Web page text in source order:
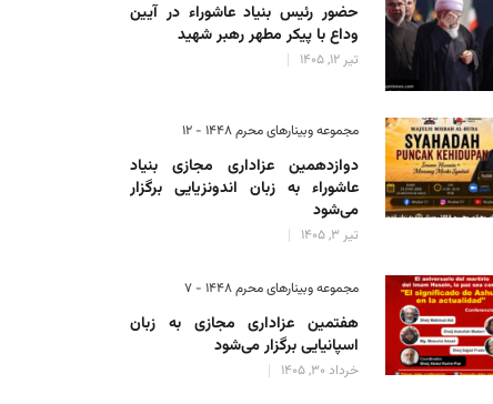
حضور رئیس‌ بنیاد عاشوراء در آیین
وداع با پیکر مطهر رهبر شهید
تیر 12, 1405
مجموعه وبینارهای محرم 1448 - 12
دوازدهمین عزاداری مجازی بنیاد
عاشوراء به زبان اندونزیایی برگزار
می‌شود
تیر 3, 1405
مجموعه وبینارهای محرم 1448 - 7
هفتمین عزاداری مجازی به زبان
اسپانیایی برگزار می‌شود
خرداد 30, 1405